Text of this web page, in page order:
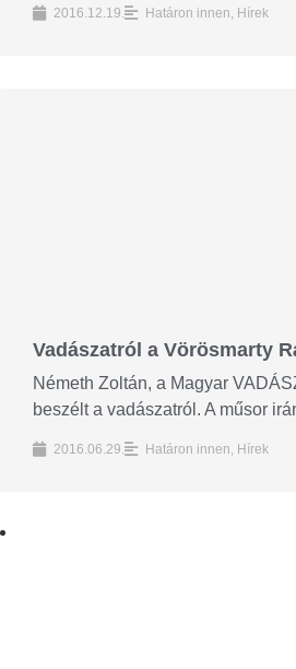
2016.12.19. Határon innen, Hírek
Vadászatról a Vörösmarty
Németh Zoltán, a Magyar
beszélt a vadászatról. A műsor
2016.06.29. Határon innen Hírek